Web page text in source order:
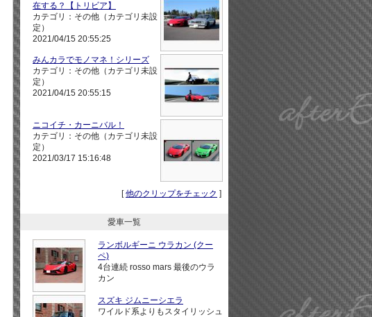
在する？【トリビア】
カテゴリ：その他（カテゴリ未設
定）
2021/04/15 20:55:25
みんカラでモノマネ！シリーズ
カテゴリ：その他（カテゴリ未設
定）
2021/04/15 20:55:15
ニコイチ・カーニバル！
カテゴリ：その他（カテゴリ未設
定）
2021/03/17 15:16:48
[他のクリップをチェック ]
愛車一覧
ランボルギーニ ウラカン (クー
ペ)
4台連続 rosso mars 最後のウラ
カン
スズキ ジムニーシエラ
ワイルド系よりもスタイリッシュ